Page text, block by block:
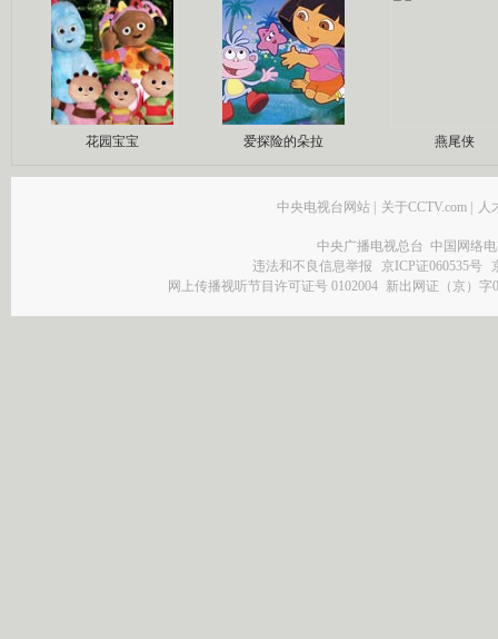
花园宝宝 爱探险的朵拉 燕尾侠
中央电视台网站 关于CCTV.com 人
中央广播电视总台 中国网络
违法和不良信息举报
京ICP证060535号
网上传播视听节目许可证号 0102004 新出网证（京）